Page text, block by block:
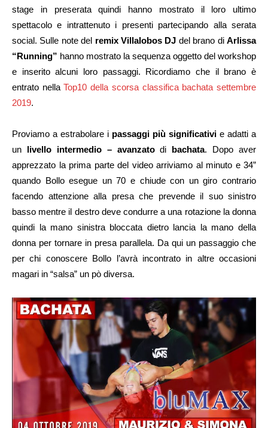
stage in preserata quindi hanno mostrato il loro ultimo
spettacolo e intrattenuto i presenti partecipando alla serata
social. Sulle note del remix Villalobos DJ del brano diArlissa
“Running” hanno mostrato la sequenza oggetto del workshop
e inserito alcuni loro passaggi. Ricordiamo che il brano è
entrato nellaTop10 della scorsa classifica bachata settembre
2019.
Proviamo a estrabolare i passaggi più significativi e adatti a
un livello intermedio – avanzatodi bachata. Dopo aver
apprezzato la prima parte del video arriviamo al minuto e 34”
quando Bollo esegue un 70 e chiude con un giro contrario
facendo attenzione alla presa che prevende il suo sinistro
basso mentre il destro deve condurre a una rotazione la donna
quindi la mano sinistra bloccata dietro lancia la mano della
donna per tornare in presa parallela. Da qui un passaggio che
per chi conoscere Bollo l’avrà incontrato in altre occasioni
magari in “salsa” un pò diversa.